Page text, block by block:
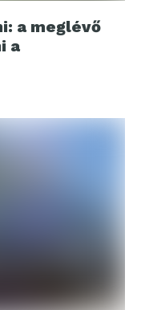
a meglévő
a